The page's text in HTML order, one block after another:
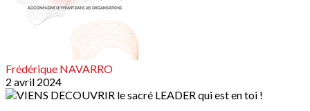
Frédérique NAVARRO
2 avril 2024